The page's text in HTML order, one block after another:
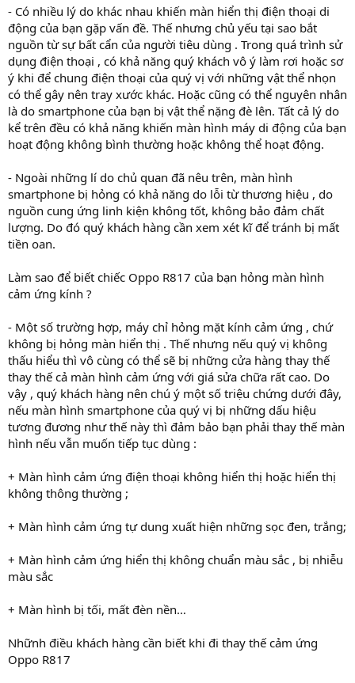
‑ Có nhiều lý do khác nhau khiến màn hiển thị điện thoại di
động của bạn gặp vấn đề. Thế nhưng chủ yếu tại sao bắt
nguồn từ sự bất cẩn của người tiêu dùng . Trong quá trình sử
dụng điện thoại , có khả năng quý khách vô ý làm rơi hoặc sơ
ý khi để chung điện thoại của quý vị với những vật thể nhọn
có thể gây nên tray xước khác. Hoặc cũng có thể nguyên nhân
là do smartphone của bạn bị vật thể nặng đè lên. Tất cả lý do
kể trên đều có khả năng khiến màn hình máy di động của bạn
hoạt động không bình thường hoặc không thể hoạt động.
‑ Ngoài những lí do chủ quan đã nêu trên, màn hình
smartphone bị hỏng có khả năng do lỗi từ thương hiệu , do
nguồn cung ứng linh kiện không tốt, không bảo đảm chất
lượng. Do đó quý khách hàng cần xem xét kĩ để tránh bị mất
tiền oan.
Làm sao để biết chiếc Oppo R817 của bạn hỏng màn hình
cảm ứng kính ?
‑ Một số trường hợp, máy chỉ hỏng mặt kính cảm ứng , chứ
không bị hỏng màn hiển thị . Thế nhưng nếu quý vị không
thấu hiểu thì vô cùng có thể sẽ bị những cửa hàng thay thế
thay thế cả màn hình cảm ứng với giá sửa chữa rất cao. Do
vậy , quý khách hàng nên chú ý một số triệu chứng dưới đây,
nếu màn hình smartphone của quý vị bị những dấu hiệu
tương đương như thế này thì đảm bảo bạn phải thay thế màn
hình nếu vẫn muốn tiếp tục dùng :
+ Màn hình cảm ứng điện thoại không hiển thị hoặc hiển thị
không thông thường ;
+ Màn hình cảm ứng tự dung xuất hiện những sọc đen, trắng;
+ Màn hình cảm ứng hiển thị không chuẩn màu sắc , bị nhiễu
màu sắc
+ Màn hình bị tối, mất đèn nền…
Nhữnh điều khách hàng cần biết khi đi thay thế cảm ứng
Oppo R817